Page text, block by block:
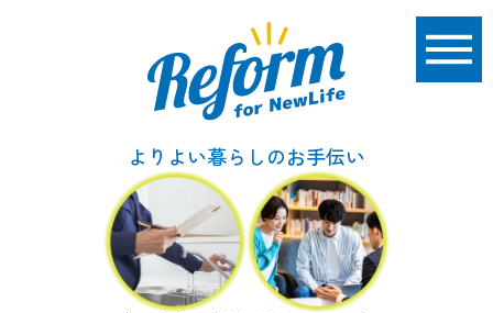
よりよい暮らしのお手伝い